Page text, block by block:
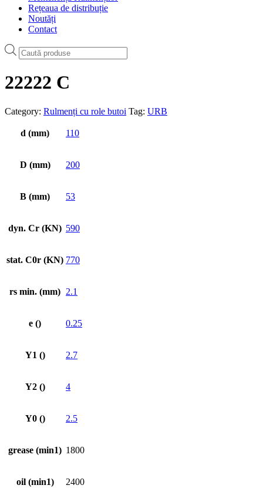
Rețeaua de distribuție
Noutăți
Contact
Products
search
22222 C
Category: Rulmenți cu role butoi Tag: URB
d (mm) 110
D (mm) 200
B (mm) 53
dyn. Cr (KN) 590
stat. C0r (KN) 770
rs min. (mm) 2.1
e () 0.25
Y1 () 2.7
Y2 () 4
Y0 () 2.5
grease (min1) 1800
oil (min1) 2400